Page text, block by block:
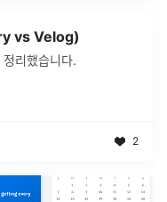
vs Velog)
리했습니다.
2